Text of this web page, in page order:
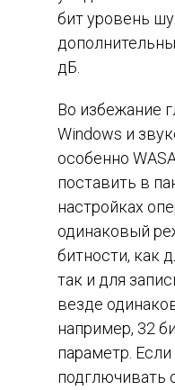
бит уровень
дБ.
Во избежание
Windows и
особенно
поставить в
настройках
одинаковый
битности, как
так и для
везде
например, 32
параметр.
подглючивать